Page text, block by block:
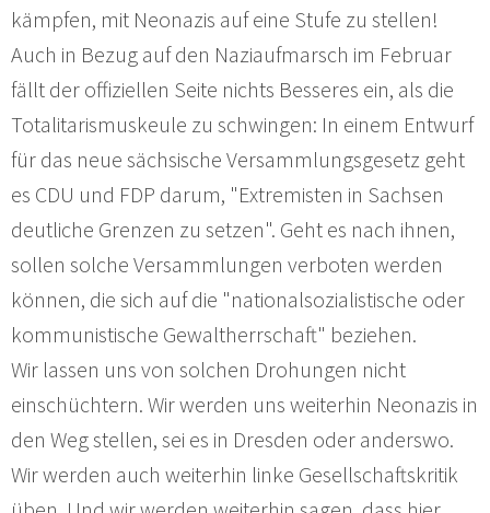
kämpfen, mit Neonazis auf eine Stufe zu stellen!
Auch in Bezug auf den Naziaufmarsch im Februar
fällt der offiziellen Seite nichts Besseres ein, als die
Totalitarismuskeule zu schwingen: In einem Entwurf
für das neue sächsische Versammlungsgesetz geht
es CDU und FDP darum, "Extremisten in Sachsen
deutliche Grenzen zu setzen". Geht es nach ihnen,
sollen solche Versammlungen verboten werden
können, die sich auf die "nationalsozialistische oder
kommunistische Gewaltherrschaft" beziehen.
Wir lassen uns von solchen Drohungen nicht
einschüchtern. Wir werden uns weiterhin Neonazis in
den Weg stellen, sei es in Dresden oder anderswo.
Wir werden auch weiterhin linke Gesellschaftskritik